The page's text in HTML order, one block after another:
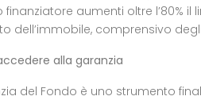
aumenti oltre l’80%
dell’immobile, comprensivo
alla garanzia
del Fondo è uno strumento